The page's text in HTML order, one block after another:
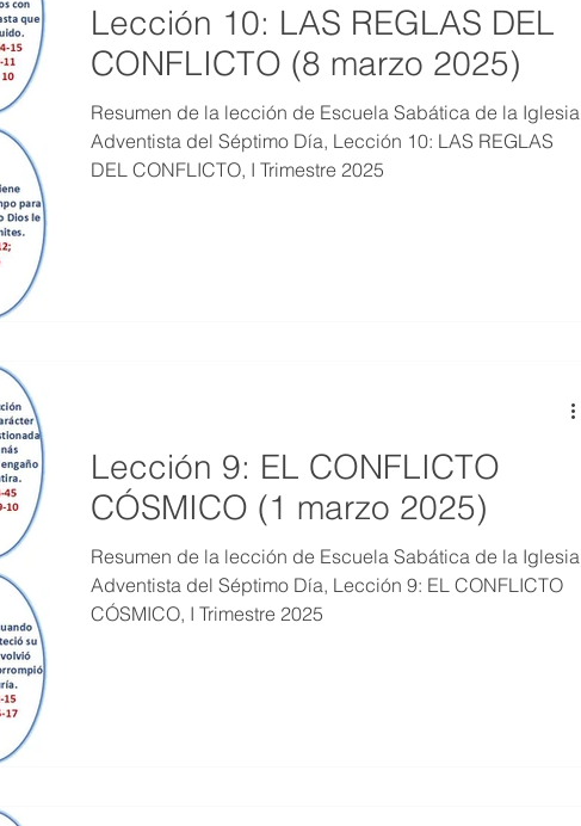
Lección 10: LAS REGLAS DEL
CONFLICTO (8 marzo 2025)
Resumen de la lección de Escuela Sabática de la Iglesia
Adventista del Séptimo Día, Lección 10: LAS REGLAS
DEL CONFLICTO, I Trimestre 2025
Lección 9: EL CONFLICTO
CÓSMICO (1 marzo 2025)
Resumen de la lección de Escuela Sabática de la Iglesia
Adventista del Séptimo Día, Lección 9: EL CONFLICTO
CÓSMICO, I Trimestre 2025